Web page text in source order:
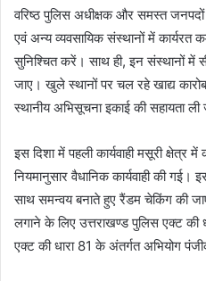
वरिष्ठ पुलिस अधीक्षक और समस्त जनपदों
एवं अन्य व्यवसायिक संस्थानों में कार्यरत
सुनिश्चित करें। साथ ही, इन संस्थानों में
जाए। खुले स्थानों पर चल रहे खाद्य
स्थानीय अभिसूचना इकाई की सहायता ली
इस दिशा में पहली कार्यवाही मसूरी
नियमानुसार वैधानिक कार्यवाही की गई।
साथ समन्वय बनाते हुए रैंडम चेकिंग की
लगाने के लिए उत्तराखण्ड पुलिस एक्ट
एक्ट की धारा 81 के अंतर्गत अभियोग